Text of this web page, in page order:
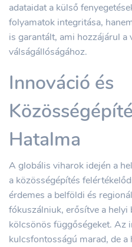
adataidat a külső
folyamatok integritása,
is garantált, ami hozzájárul a
válságállóságához.
Innováció és
Hatalma
A globális viharok idején a
a közösségépítés
érdemes a belföldi és
fókuszálniuk, erősítve a helyi
kölcsönös függőségeket. Az
kulcsfontosságú marad, de